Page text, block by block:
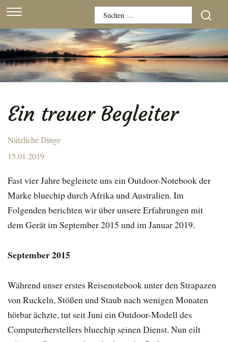
Skip
content
Suchen
nach:
Ein treuer Begleiter
Nützliche Dinge
Posted
15.01.2019
Fast vier Jahre begleitete uns ein Outdoor-Notebook der
Marke bluechip durch Afrika und Australien. Im
Folgenden berichten wir über unsere Erfahrungen mit
dem Gerät im September 2015 und im Januar 2019.
September 2015
Während unser erstes Reisenotebook unter den Strapazen
von Ruckeln, Stößen und Staub nach wenigen Monaten
hörbar ächzte, tut seit Juni ein Outdoor-Modell des
Computerherstellers bluechip seinen Dienst. Nun eilt